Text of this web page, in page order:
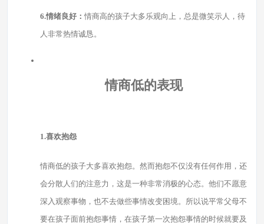
6.情绪良好： 情商高的孩子大多乐观向上，总是微笑示人，待
人非常热情诚恳。
情商低的表现
1.喜欢抱怨
情商低的孩子大多喜欢抱怨。然而抱怨不仅没有任何作用，还
会分散人们的注意力，这是一种非常消极的心态。他们不愿意
深入观察事物，也不去做些事情改变困境。所以说平常父母不
要在孩子面前抱怨事情，在孩子第一次抱怨事情的时候就要及